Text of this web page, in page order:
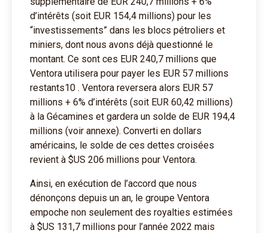
d’intérêts (soit EUR 154,4 millions) pour les
“investissements” dans les blocs pétroliers et
miniers, dont nous avons déjà questionné le
montant. Ce sont ces EUR 240,7 millions que
Ventora utilisera pour payer les EUR 57 millions
restants10 . Ventora reversera alors EUR 57
millions + 6% d’intérêts (soit EUR 60,42 millions)
à la Gécamines et gardera un solde de EUR 194,4
millions (voir annexe). Converti en dollars
américains, le solde de ces dettes croisées
revient à $US 206 millions pour Ventora.
Ainsi, en exécution de l’accord que nous
dénonçons depuis un an, le groupe Ventora
empoche non seulement des royalties estimées
à $US 131,7 millions pour l’année 2022 mais